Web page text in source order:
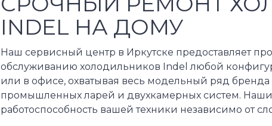
INDEL НА ДОМУ
Наш сервисный центр в Иркутске предоставляет
обслуживанию холодильников Indel любой
или в офисе, охватывая весь модельный ряд
промышленных ларей и двухкамерных систем. Наши
работоспособность вашей техники независимо от